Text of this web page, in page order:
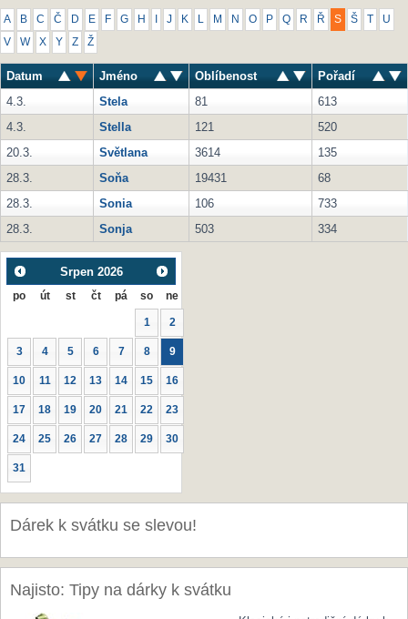
A B C Č D E F G H J K M N O P Q R Ř S Š U
V W X Y Z Ž
Datum Jméno Oblíbenost
Pořadí
4.3.
Stela 81
613
4.3.
Stella 121
520
20.3.
Světlana 3614
135
28.3.
Soňa 19431
68
28.3.
Sonia 106
733
28.3.
Sonja 503 334
Srpen 2026
po út st čt pá so ne
1 2
3 4 5 6 7 8 9
10 11 12 13 14 15 16
17 18 19 20 21 22 23
24 25 26 27 28 29 30
31
Dárek k svátku se slevou!
Najisto: Tipy na dárky k svátku